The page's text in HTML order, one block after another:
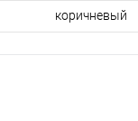
коричневый